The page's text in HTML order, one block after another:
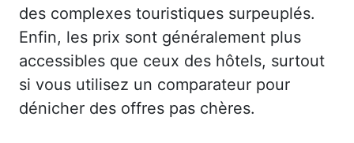
des complexes touristiques surpeuplés.
Enfin, les prix sont généralement plus
accessibles que ceux des hôtels, surtout
si vous utilisez un comparateur pour
dénicher des offres pas chères.